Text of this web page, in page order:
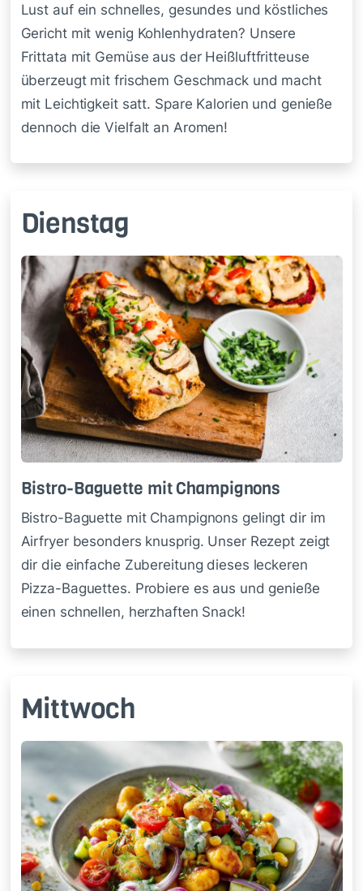
Lust auf ein schnelles, gesundes und köstliches
Gericht mit wenig Kohlenhydraten? Unsere
Frittata mit Gemüse aus der Heißluftfritteuse
überzeugt mit frischem Geschmack und macht
mit Leichtigkeit satt. Spare Kalorien und genieße
dennoch die Vielfalt an Aromen!
Dienstag
Bis­tro-Ba­guet­te mit Cham­pi­gnons
Bistro-Baguette mit Champignons gelingt dir im
Airfryer besonders knusprig. Unser Rezept zeigt
dir die einfache Zubereitung dieses leckeren
Pizza-Baguettes. Probiere es aus und genieße
einen schnellen, herzhaften Snack!​
Mittwoch